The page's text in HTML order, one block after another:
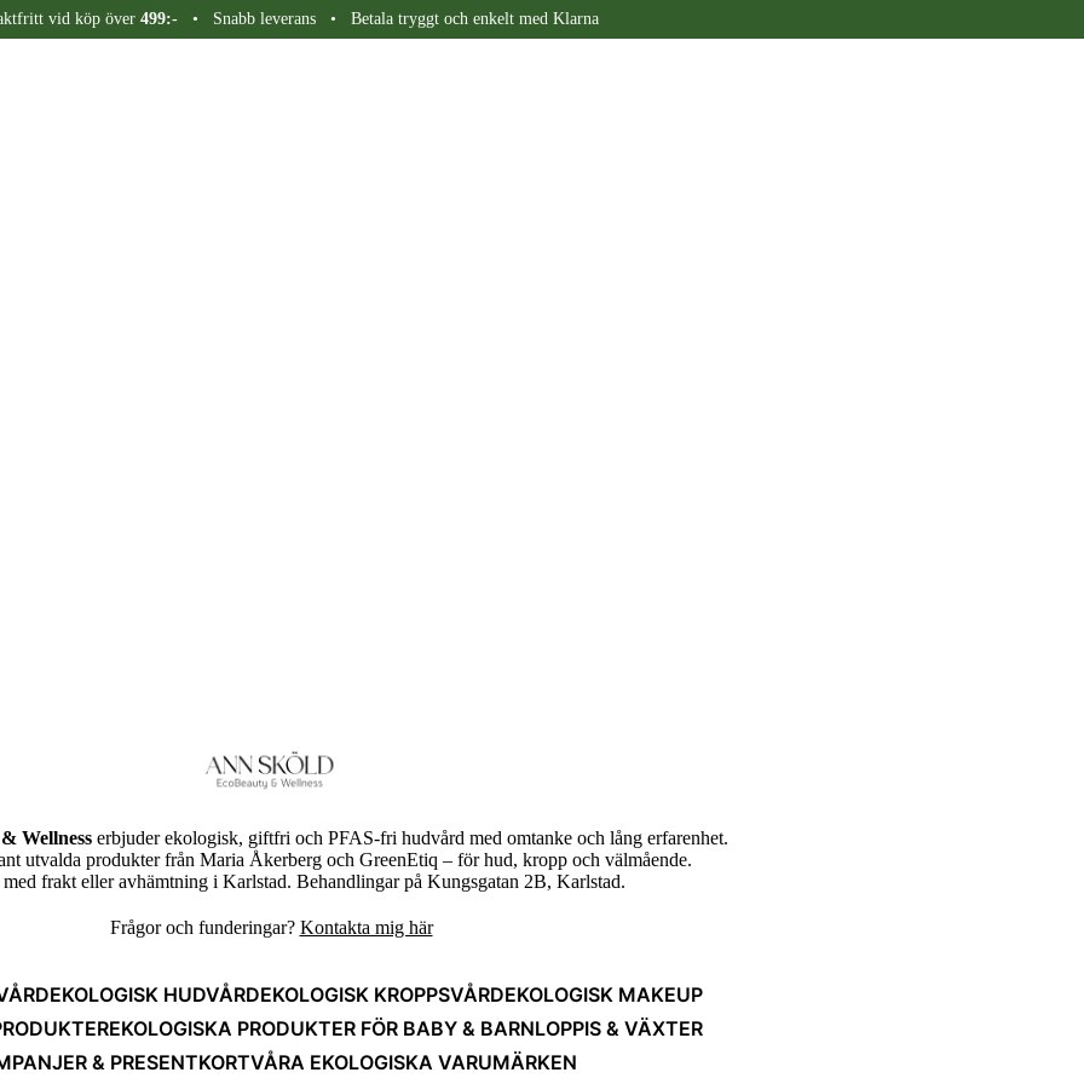
vid köp över 499:-• Snabb leverans • Betala tryggt och enkelt med Klarna
Wellness erbjuder ekologisk, giftfri och PFAS-fri hudvård med omtanke och lång erfarenhet.
utvalda produkter från Maria Åkerberg och GreenEtiq – för hud, kropp och välmående.
frakt eller avhämtning i Karlstad. Behandlingar på Kungsgatan 2B, Karlstad.
Frågor och funderingar? Kontakta mig här
EKOLOGISK HUDVÅRDEKOLOGISK KROPPSVÅRDEKOLOGISK MAKEUP
EKOLOGISKA PRODUKTER FÖR BABY & BARNLOPPIS & VÄXTER
& PRESENTKORTVÅRA EKOLOGISKA VARUMÄRKEN